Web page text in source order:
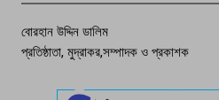
বোরহান উদ্দিন ডালিম
প্রতিষ্ঠাতা, মুদ্রাকর,সম্পাদক ও প্রকাশক